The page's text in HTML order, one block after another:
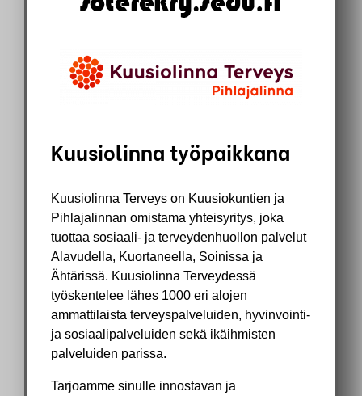
Kuusiolinna työpaikkana
Kuusiolinna Terveys on Kuusiokuntien ja
Pihlajalinnan omistama yhteisyritys, joka
tuottaa sosiaali- ja terveydenhuollon palvelut
Alavudella, Kuortaneella, Soinissa ja
Ähtärissä. Kuusiolinna Terveydessä
työskentelee lähes 1000 eri alojen
ammattilaista terveyspalveluiden, hyvinvointi-
ja sosiaalipalveluiden sekä ikäihmisten
palveluiden parissa.
Tarjoamme sinulle innostavan ja